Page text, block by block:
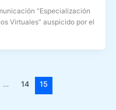
“Especialización
Virtuales” auspicido por el
… 14 15